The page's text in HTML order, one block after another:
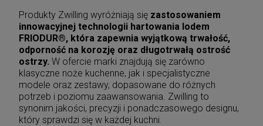
Produkty Zwilling wyróżniają się zastosowaniem
innowacyjnej technologii hartowania lodem
FRIODUR®, która zapewnia wyjątkową trwałość,
odporność na korozję oraz długotrwałą ostrość
ostrzy. W ofercie marki znajdują się zarówno
klasyczne noże kuchenne, jak i specjalistyczne
modele oraz zestawy, dopasowane do różnych
potrzeb i poziomu zaawansowania. Zwilling to
synonim jakości, precyzji i ponadczasowego designu,
który sprawdzi się w każdej kuchni.